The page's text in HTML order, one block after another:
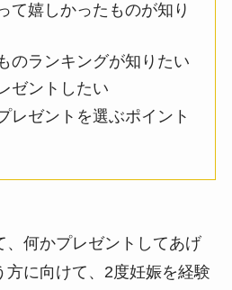
て嬉しかったものが知り
のランキングが知りたい
ゼントしたい
レゼントを選ぶポイント
、何かプレゼントしてあげ
に向けて、2度妊娠を経験